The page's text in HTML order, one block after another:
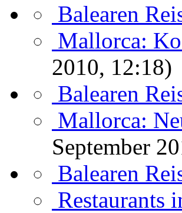
Balearen
Mallorca:
2010, 12:18)
Balearen
Mallorca:
September
Balearen
Restaurants